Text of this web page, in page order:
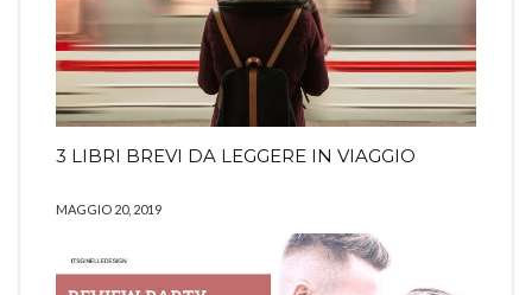
3 LIBRI BREVI DA LEGGERE IN VIAGGIO
MAGGIO 20, 2019